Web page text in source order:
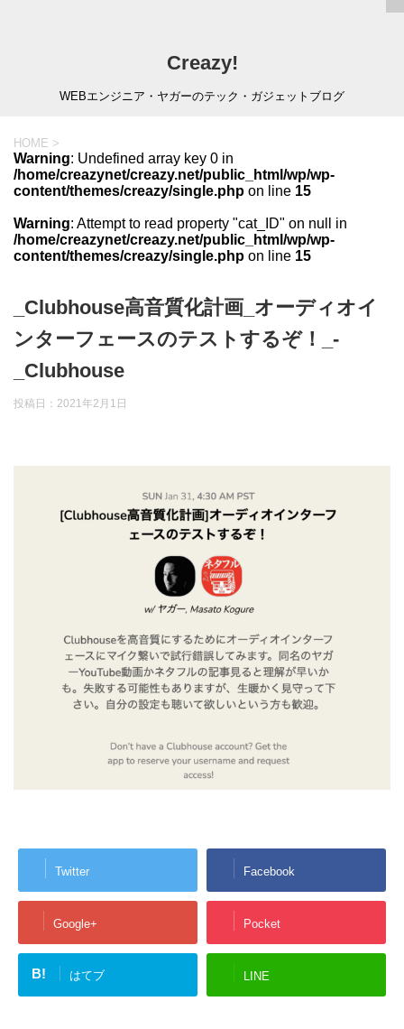
Creazy!
WEBエンジニア・ヤガーのテック・ガジェットブログ
HOME >
Warning: Undefined array key 0 in
/home/creazynet/creazy.net/public_html/wp/wp-
content/themes/creazy/single.php on line 15
Warning: Attempt to read property "cat_ID" on null in
/home/creazynet/creazy.net/public_html/wp/wp-
content/themes/creazy/single.php on line 15
_Clubhouse高音質化計画_オーディオイ
ンターフェースのテストするぞ！_-
_Clubhouse
投稿日： 2021年2月1日
Twitter Facebook
Google+ Pocket
B! はてブ LINE